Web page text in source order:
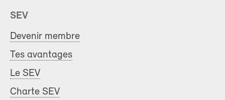
SEV
Devenir membre
Tes avantages
Le SEV
Charte SEV